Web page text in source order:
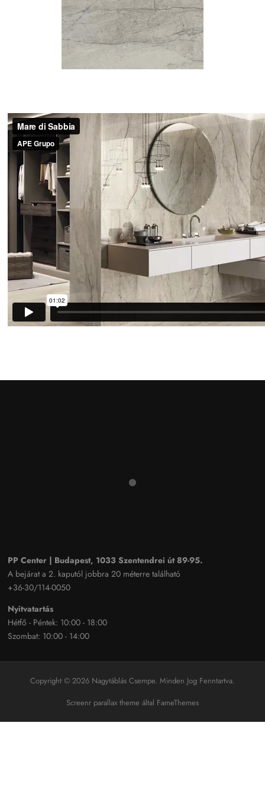
PP Center | Budapest, 1033 Szentendrei út 89-95.
A bejárat a 2. kaputól jobbra 20 méterre található
+36-30/114-0050
Nyitvatartás
Hétfő - Péntek: 10:00 - 18:00
Szombat: 10:00 - 14:00
Copyright © 2026 Nagytáblás Csempe. Minden Jog Fenntartva.
Screenr parallax theme által FameThemes